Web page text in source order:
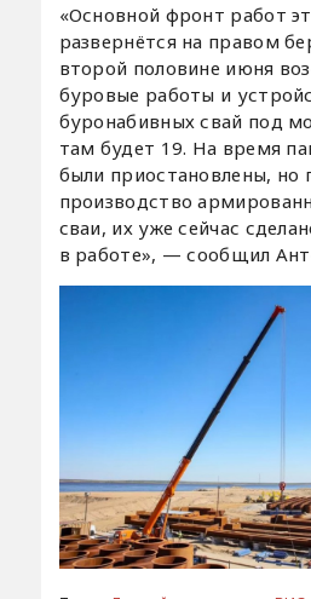
«Основной фронт работ
развернётся на правом
второй половине июня
буровые работы и
буронабивных свай под
там будет 19. На время
были приостановлены, но
производство
сваи, их уже сейчас
в работе», — сообщил